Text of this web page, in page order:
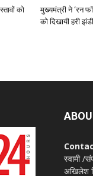
को
मुख्यमंत्री ने ‘रन
को दिखायी हरी झंडी
स्वामी /
अखिलेश